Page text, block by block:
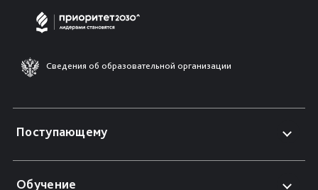
Сведения об образовательной организации
Поступающему
Обучение